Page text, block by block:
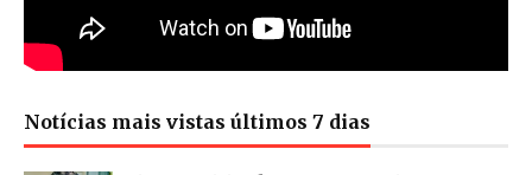
Notícias mais vistas últimos 7 dias